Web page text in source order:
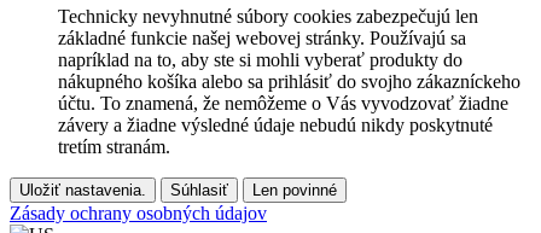
Technicky nevyhnutné súbory cookies zabezpečujú len
základné funkcie našej webovej stránky. Používajú sa
napríklad na to, aby ste si mohli vyberať produkty do
nákupného košíka alebo sa prihlásiť do svojho zákazníckeho
účtu. To znamená, že nemôžeme o Vás vyvodzovať žiadne
závery a žiadne výsledné údaje nebudú nikdy poskytnuté
tretím stranám.
Uložiť nastavenia. Súhlasiť Len povinné
Zásady ochrany osobných údajov